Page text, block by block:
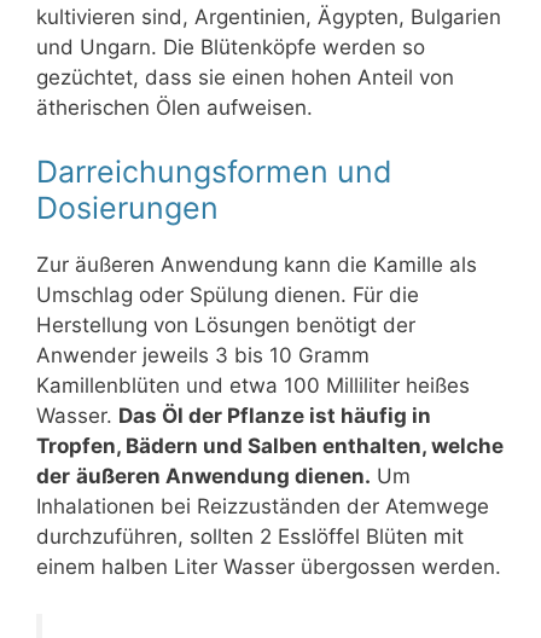
kultivieren sind, Argentinien, Ägypten, Bulgarien
und Ungarn. Die Blütenköpfe werden so
gezüchtet, dass sie einen hohen Anteil von
ätherischen Ölen aufweisen.
Darreichungsformen und
Dosierungen
Zur äußeren Anwendung kann die Kamille als
Umschlag oder Spülung dienen. Für die
Herstellung von Lösungen benötigt der
Anwender jeweils 3 bis 10 Gramm
Kamillenblüten und etwa 100 Milliliter heißes
Wasser. Das Öl der Pflanze ist häufig in
Tropfen, Bädern und Salben enthalten, welche
der äußeren Anwendung dienen. Um
Inhalationen bei Reizzuständen der Atemwege
durchzuführen, sollten 2 Esslöffel Blüten mit
einem halben Liter Wasser übergossen werden.